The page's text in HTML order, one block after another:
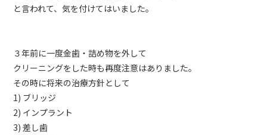
と言われて、気を付けてはいました。
３年前に一度金歯・詰め物を外して
クリーニングをした時も再度注意はありました。
その時に将来の治療方針として
1) ブリッジ
2) インプラント
3) 差し歯